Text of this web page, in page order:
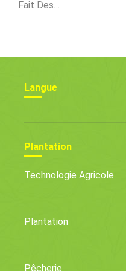
Fait Des
Langue
Plantation
Technologie Agricole
Plantation
Pêcherie